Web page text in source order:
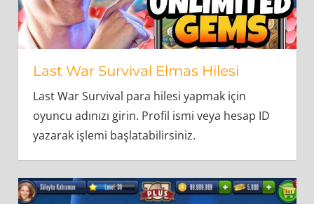
Last War Survival Elmas Hilesi
Last War Survival para hilesi yapmak için
oyuncu adınızı girin. Profil ismi veya hesap ID
yazarak işlemi başlatabilirsiniz.